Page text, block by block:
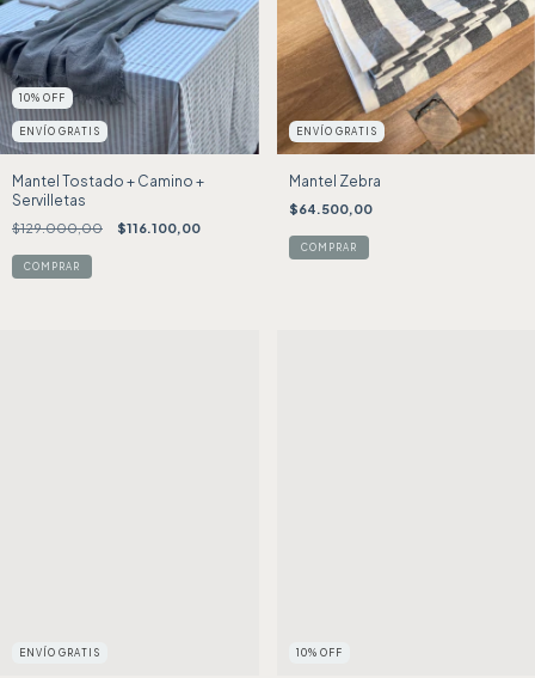
10% OFF
ENVÍO GRATIS
Mantel Tostado + Camino +
Servilletas
$129.000,00 $116.100,00
ENVÍO GRATIS
Mantel Zebra
$64.500,00
ENVÍO GRATIS 10% OFF